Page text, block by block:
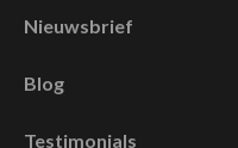
Nieuwsbrief
Blog
Testimonials